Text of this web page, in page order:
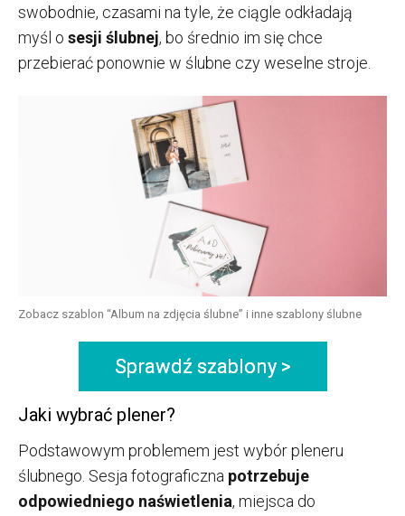
swobodnie, czasami na tyle, że ciągle odkładają
myśl o sesji ślubnej, bo średnio im się chce
przebierać ponownie w ślubne czy weselne stroje.
Zobacz szablon “Album na zdjęcia ślubne” i inne szablony ślubne
Sprawdź szablony >
Jaki wybrać plener?
Podstawowym problemem jest wybór pleneru
ślubnego. Sesja fotograficzna potrzebuje
odpowiedniego naświetlenia, miejsca do